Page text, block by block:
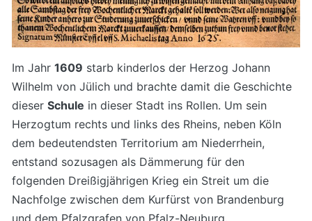
Im Jahr 1609 starb kinderlos der Herzog Johann
Wilhelm von Jülich und brachte damit die Geschichte
dieser Schule in dieser Stadt ins Rollen. Um sein
Herzogtum rechts und links des Rheins, neben Köln
dem bedeutendsten Territorium am Niederrhein,
entstand sozusagen als Dämmerung für den
folgenden Dreißigjährigen Krieg ein Streit um die
Nachfolge zwischen dem Kurfürst von Brandenburg
und dem Pfalzgrafen von Pfalz-Neuburg.